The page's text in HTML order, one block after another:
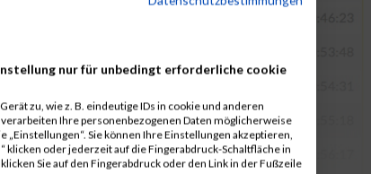
nur für unbedingt erforderliche cookie
zu, wie z. B. eindeutige IDs in cookie und anderen
Ihre personenbezogenen Daten möglicherweise
Sie können Ihre Einstellungen akzeptieren,
klicken oder jederzeit auf die Fingerabdruck-Schaltfläche in
Sie auf den Fingerabdruck oder den Link in der Fußzeile